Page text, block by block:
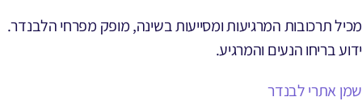
מכיל תרכובות המרגיעות ומסייעות בשינה, מופק מפרחי הלבנדר.
ידוע בריחו הנעים והמרגיע.
שמן אתרי לבנדר